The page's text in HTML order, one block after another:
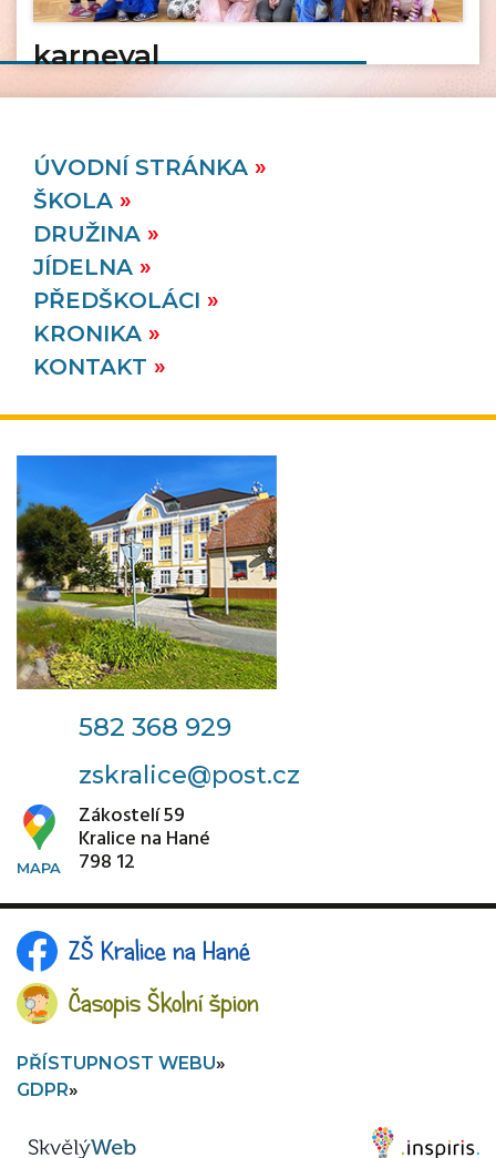
karneval
V úterý 24. 2. 2026 se uskutečnil ve II. oddělení
V pondělí 23. 2. 2026 navštívila 1. třídu dentální
hygienistka z FN v Olomouci.
Masopustní týden
V třetím únorovém týdnu roku 2026 proběhl v I.
oddělení školní družiny týden věnovaný
masopustu.
ÚVODNÍ STRÁNKA
ŠKOLA
DRUŽINA
JÍDELNA
PŘEDŠKOLÁCI
KRONIKA
KONTAKT
582 368 929
zskralice@post.cz
Zákostelí 59
Kralice na Hané
798 12
ZŠ Kralice na Hané
Časopis Školní špion
PŘÍSTUPNOST WEBU
GDPR